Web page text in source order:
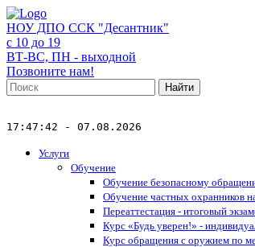
НОУ ДПО ССК "Десантник"
с 10 до 19
ВТ-ВС, ПН - выходной
Позвоните нам!
Найти
17:47:42 - 07.08.2026
Услуги
Обучение
Обучение безопасному
Обучение частных охранников
Переаттестация - итоговый
Курс «Будь уверен!» -
Курс обращения с оружием по